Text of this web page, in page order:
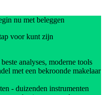
nu met beleggen
voor kunt zijn
analyses, moderne tools
met een bekroonde makelaar
- duizenden instrumenten